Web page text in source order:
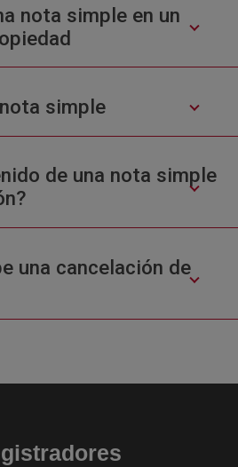
nota simple en un
simple
de una nota simple
una cancelación de